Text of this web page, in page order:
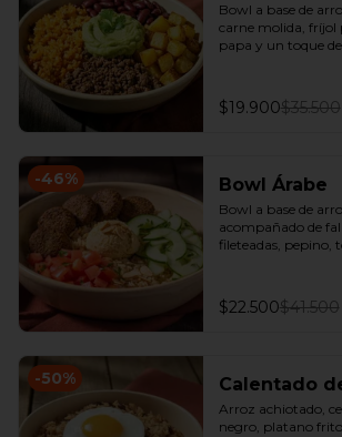
Bowl a base de
carne molida, fríjol
papa y un toque
$19.900$35.500
-46% Bowl Árabe
Bowl a base de
acompañado de
fileteadas, pepino,
$22.500$41.500
-50% Calentado
Arroz achiotado,
negro, platano